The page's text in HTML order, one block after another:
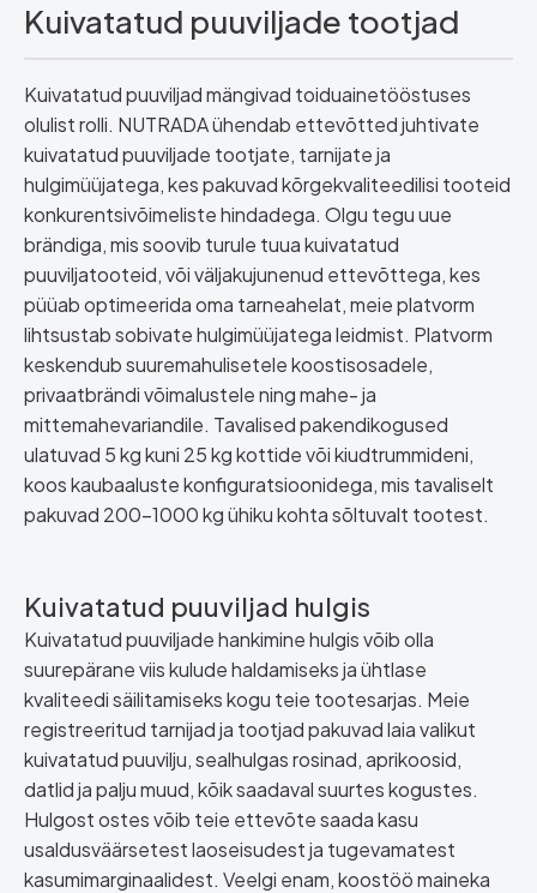
Kuivatatud puuviljade tootjad
Kuivatatud puuviljad mängivad toiduainetööstuses
olulist rolli. NUTRADA ühendab ettevõtted juhtivate
kuivatatud puuviljade tootjate, tarnijate ja
hulgimüüjatega, kes pakuvad kõrgekvaliteedilisi tooteid
konkurentsivõimeliste hindadega. Olgu tegu uue
brändiga, mis soovib turule tuua kuivatatud
puuviljatooteid, või väljakujunenud ettevõttega, kes
püüab optimeerida oma tarneahelat, meie platvorm
lihtsustab sobivate hulgimüüjatega leidmist. Platvorm
keskendub suuremahulisetele koostisosadele,
privaatbrändi võimalustele ning mahe- ja
mittemahevariandile. Tavalised pakendikogused
ulatuvad 5 kg kuni 25 kg kottide või kiudtrummideni,
koos kaubaaluste konfiguratsioonidega, mis tavaliselt
pakuvad 200–1000 kg ühiku kohta sõltuvalt tootest.
Kuivatatud puuviljad hulgis
Kuivatatud puuviljade hankimine hulgis võib olla
suurepärane viis kulude haldamiseks ja ühtlase
kvaliteedi säilitamiseks kogu teie tootesarjas. Meie
registreeritud tarnijad ja tootjad pakuvad laia valikut
kuivatatud puuvilju, sealhulgas rosinad, aprikoosid,
datlid ja palju muud, kõik saadaval suurtes kogustes.
Hulgost ostes võib teie ettevõte saada kasu
usaldusväärsetest laoseisudest ja tugevamatest
kasumimarginaalidest. Veelgi enam, koostöö maineka